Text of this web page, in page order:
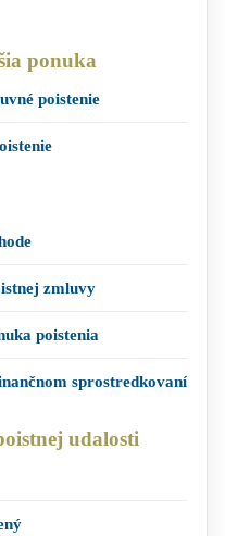
zdravotníkom, ktorí sa
a prekvapenie v podobe
ponuka
poistenie
zmluvy
poistenia
sprostredkovaní
udalosti